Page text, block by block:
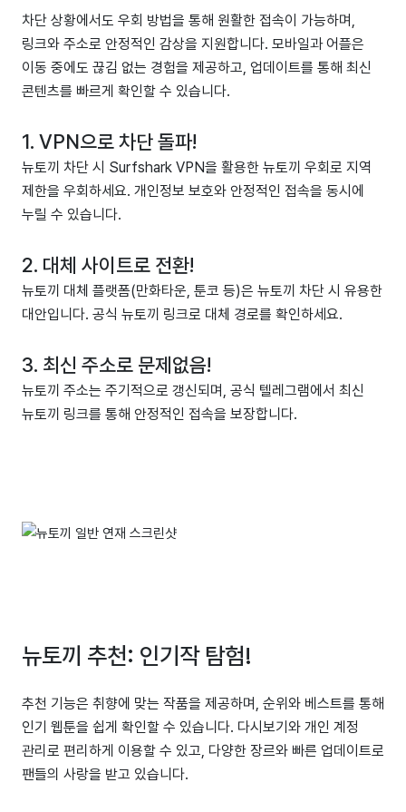
차단 상황에서도 우회 방법을 통해 원활한 접속이 가능하며,
링크와 주소로 안정적인 감상을 지원합니다. 모바일과 어플은
이동 중에도 끊김 없는 경험을 제공하고, 업데이트를 통해 최신
콘텐츠를 빠르게 확인할 수 있습니다.
1. VPN으로 차단 돌파!
뉴토끼 차단 시 Surfshark VPN을 활용한 뉴토끼 우회로 지역
제한을 우회하세요. 개인정보 보호와 안정적인 접속을 동시에
누릴 수 있습니다.
2. 대체 사이트로 전환!
뉴토끼 대체 플랫폼(만화타운, 툰코 등)은 뉴토끼 차단 시 유용한
대안입니다. 공식 뉴토끼 링크로 대체 경로를 확인하세요.
3. 최신 주소로 문제없음!
뉴토끼 주소는 주기적으로 갱신되며, 공식 텔레그램에서 최신
뉴토끼 링크를 통해 안정적인 접속을 보장합니다.
뉴토끼 추천: 인기작 탐험!
추천 기능은 취향에 맞는 작품을 제공하며, 순위와 베스트를 통해
인기 웹툰을 쉽게 확인할 수 있습니다. 다시보기와 개인 계정
관리로 편리하게 이용할 수 있고, 다양한 장르와 빠른 업데이트로
팬들의 사랑을 받고 있습니다.